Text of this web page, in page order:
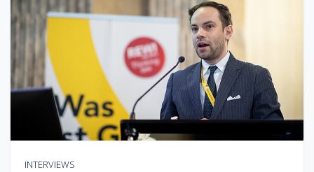
INTERVIEWS